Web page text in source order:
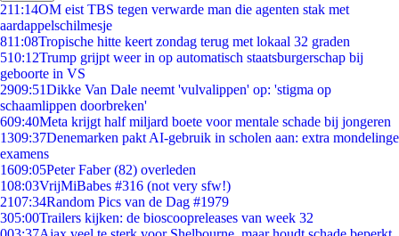
211:14OM eist TBS tegen verwarde man die agenten stak met
aardappelschilmesje
811:08Tropische hitte keert zondag terug met lokaal 32 graden
510:12Trump grijpt weer in op automatisch staatsburgerschap bij
geboorte in VS
2909:51Dikke Van Dale neemt 'vulvalippen' op: 'stigma op
schaamlippen doorbreken'
609:40Meta krijgt half miljard boete voor mentale schade bij jongeren
1309:37Denemarken pakt AI-gebruik in scholen aan: extra mondelinge
examens
1609:05Peter Faber (82) overleden
108:03VrijMiBabes #316 (not very sfw!)
2107:34Random Pics van de Dag #1979
305:00Trailers kijken: de bioscoopreleases van week 32